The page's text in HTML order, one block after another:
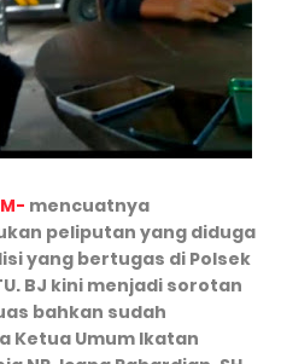
mencuatnya
peliputan yang diduga
yang bertugas di Polsek
BJ kini menjadi sorotan
bahkan sudah
Ketua Umum Ikatan